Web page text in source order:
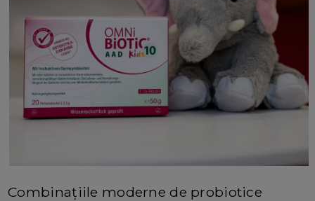
Combinațiile moderne de probiotice